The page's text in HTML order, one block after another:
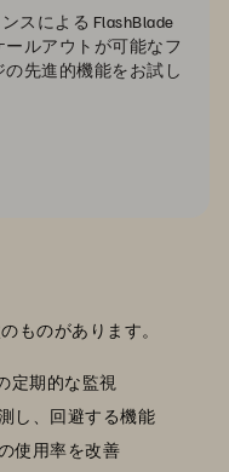
スによる FlashBlade
ルアウトが可能なフ
先進的機能をお試し
ものがあります。
定期的な監視
し、回避する機能
使用率を改善